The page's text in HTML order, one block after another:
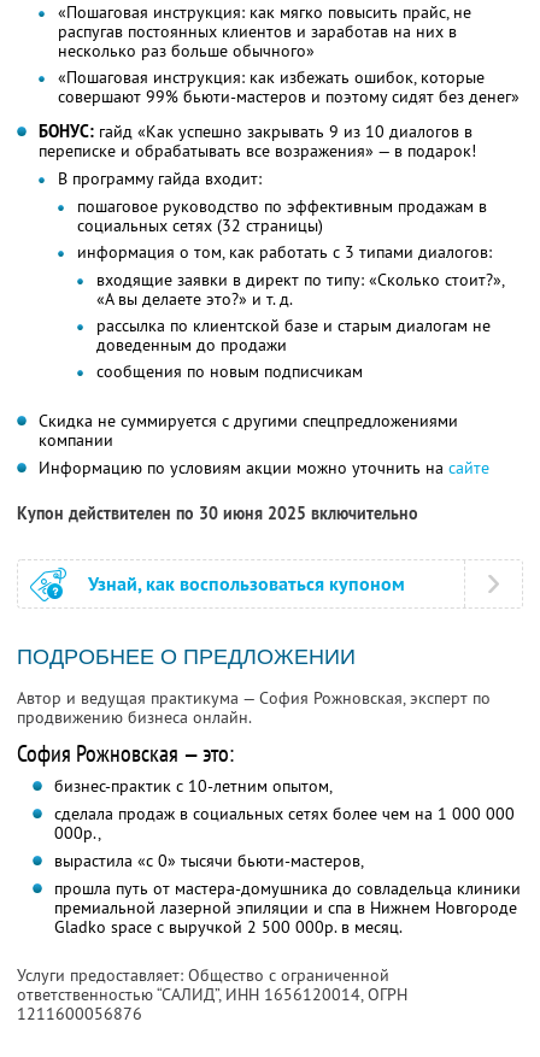
«Пошаговая инструкция: как мягко повысить прайс, не
распугав постоянных клиентов и заработав на них в
несколько раз больше обычного»
«Пошаговая инструкция: как избежать ошибок, которые
совершают 99% бьюти-мастеров и поэтому сидят без денег»
БОНУС: гайд «Как успешно закрывать 9 из 10 диалогов в
переписке и обрабатывать все возражения» — в подарок!
В программу гайда входит:
пошаговое руководство по эффективным продажам в
социальных сетях (32 страницы)
информация о том, как работать с 3 типами диалогов:
входящие заявки в директ по типу: «Сколько стоит?»,
«А вы делаете это?» и т. д.
рассылка по клиентской базе и старым диалогам не
доведенным до продажи
сообщения по новым подписчикам
Скидка не суммируется с другими спецпредложениями
компании
Информацию по условиям акции можно уточнить на сайте
Купон действителен по 30 июня 2025 включительно
Узнай, как воспользоваться купоном
ПОДРОБНЕЕ О ПРЕДЛОЖЕНИИ
Автор и ведущая практикума — София Рожновская, эксперт по
продвижению бизнеса онлайн.
София Рожновская — это:
бизнес-практик с 10-летним опытом,
сделала продаж в социальных сетях более чем на 1 000 000
000р.,
вырастила «с 0» тысячи бьюти-мастеров,
прошла путь от мастера-домушника до совладельца клиники
премиальной лазерной эпиляции и спа в Нижнем Новгороде
Gladko space с выручкой 2 500 000р. в месяц.
Услуги предоставляет: Общество с ограниченной
ответственностью “САЛИД”, ИНН 1656120014, ОГРН
1211600056876